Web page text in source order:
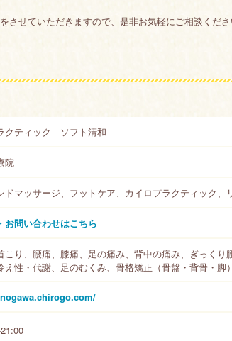
させていただきますので、是非お気軽にご相談くださ
クティック ソフト清和
院
ドマッサージ、フットケア、カイロプラクティック、
お問い合わせはこちら
こり、腰痛、膝痛、足の痛み、背中の痛み、ぎっくり
え性・代謝、足のむくみ、骨格矯正（骨盤・背骨・脚）